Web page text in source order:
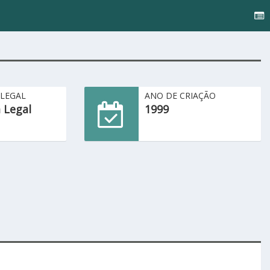
Legal
ANO DE CRIAÇÃO
1999